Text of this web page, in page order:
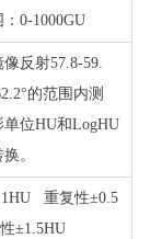
0-1000GU
反射57.8-59.
的范围内测
单位HU和LogHU
。
重复性±0.5
±1.5HU